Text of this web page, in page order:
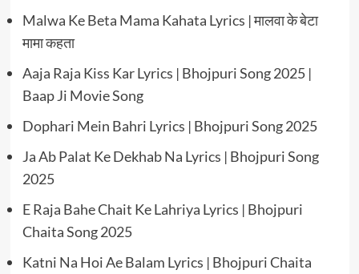
Malwa Ke Beta Mama Kahata Lyrics | मालवा के बेटा
मामा कहता
Aaja Raja Kiss Kar Lyrics | Bhojpuri Song 2025 |
Baap Ji Movie Song
Dophari Mein Bahri Lyrics | Bhojpuri Song 2025
Ja Ab Palat Ke Dekhab Na Lyrics | Bhojpuri Song
2025
E Raja Bahe Chait Ke Lahriya Lyrics | Bhojpuri
Chaita Song 2025
Katni Na Hoi Ae Balam Lyrics | Bhojpuri Chaita